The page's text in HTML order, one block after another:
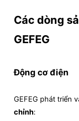
Các dòng
GEFEG
Động cơ điện
GEFEG phát triển
chỉnh: